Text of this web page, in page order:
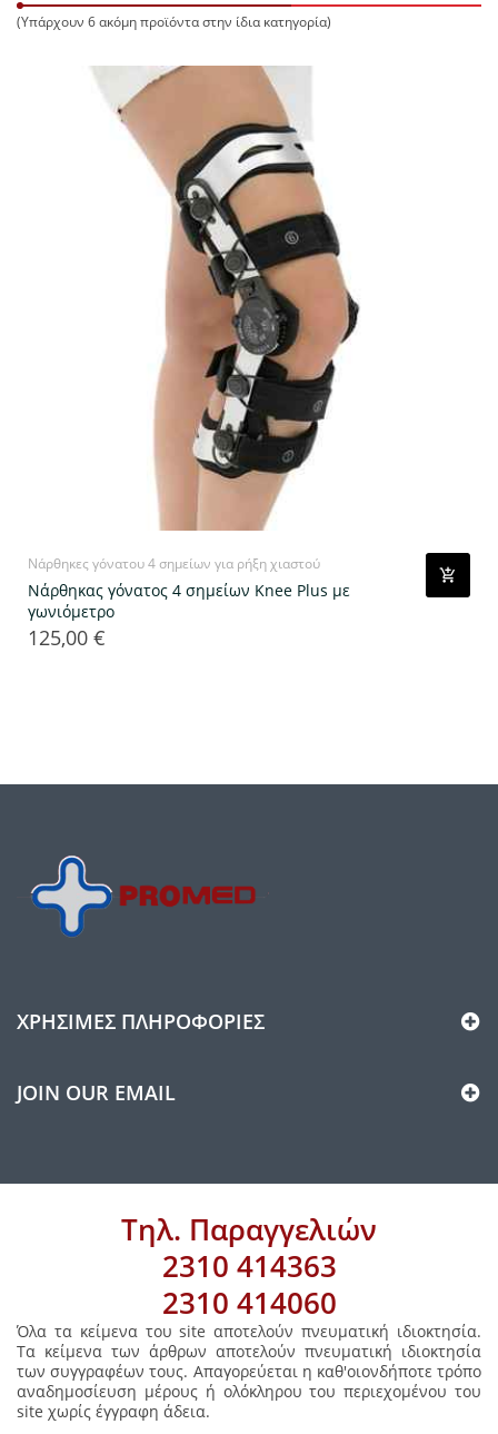
(Υπάρχουν 6 ακόμη προϊόντα στην ίδια κατηγορία)
Νάρθηκες γόνατου 4 σημείων για ρήξη χιαστού
Nάρθηκας γόνατος 4 σημείων Knee Plus με
γωνιόμετρο
Τιμή
125,00 €
ΧΡΉΣΙΜΕΣ ΠΛΗΡΟΦΟΡΊΕΣ
JOIN OUR EMAIL
Τηλ. Παραγγελιών
2310 414363
2310 414060
Όλα τα κείμενα του site αποτελούν πνευματική ιδιοκτησία.
Τα κείμενα των άρθρων αποτελούν πνευματική ιδιοκτησία
των συγγραφέων τους. Απαγορεύεται η καθ'οιονδήποτε τρόπο
αναδημοσίευση μέρους ή ολόκληρου του περιεχομένου του
site χωρίς έγγραφη άδεια.